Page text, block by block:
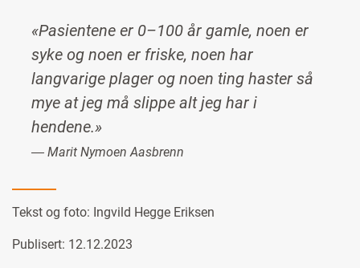
Tekst og foto: Ingvild Hegge Eriksen
Publisert: 12.12.2023
«Pasientene er 0–100 år gamle, noen er
syke og noen er friske, noen har
langvarige plager og noen ting haster så
mye at jeg må slippe alt jeg har i
hendene.»
― Marit Nymoen Aasbrenn